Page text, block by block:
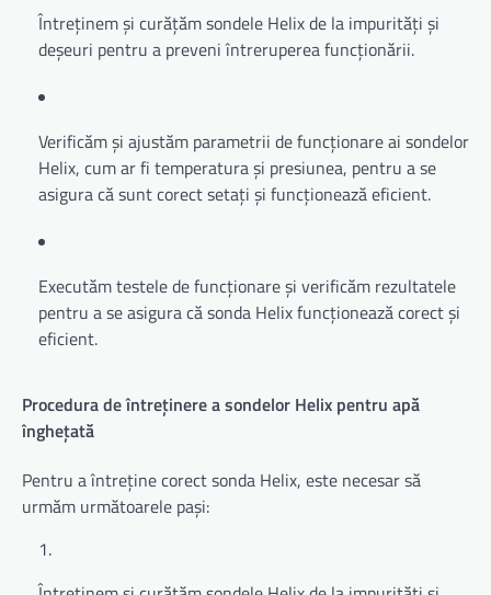
Întreținem și curățăm sondele Helix de la impurități și
deșeuri pentru a preveni întreruperea funcționării.
Verificăm și ajustăm parametrii de funcționare ai sondelor
Helix, cum ar fi temperatura și presiunea, pentru a se
asigura că sunt corect setați și funcționează eficient.
Executăm testele de funcționare și verificăm rezultatele
pentru a se asigura că sonda Helix funcționează corect și
eficient.
Procedura de întreținere a sondelor Helix pentru apă
înghețată
Pentru a întreține corect sonda Helix, este necesar să
urmăm următoarele pași: